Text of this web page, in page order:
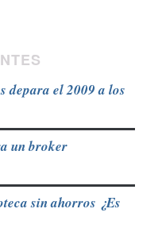
depara el 2009 a los
un broker
sin ahorros ¿Es